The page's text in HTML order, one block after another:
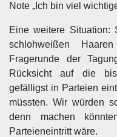
Note „Ich bin viel
Eine weitere Situation:
schlohweißen
Fragerunde der
Rücksicht auf die
gefälligst in Parteien
müssten. Wir würden
denn machen
Parteieneintritt wäre.